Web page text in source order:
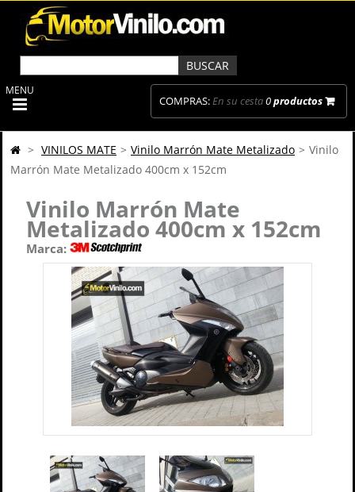
COMPRAS:En su cesta0productos
MENU
> VINILOS MATE > Vinilo Marrón Mate Metalizado > Vinilo
Marrón Mate Metalizado 400cm x 152cm
Vinilo Marrón Mate
Metalizado 400cm x 152cm
Marca: